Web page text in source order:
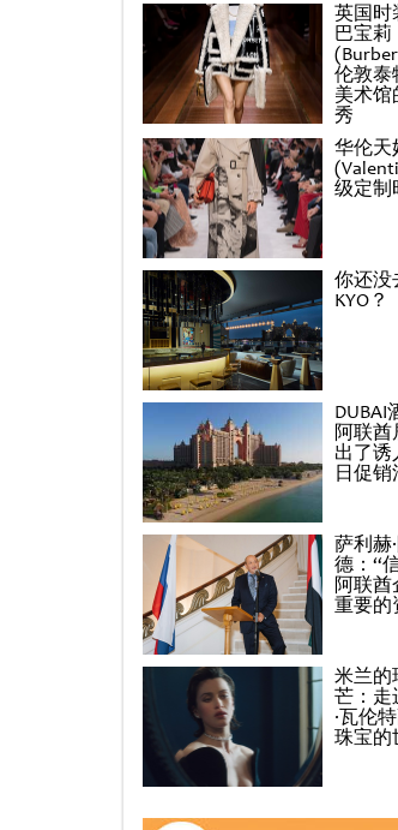
英国时
巴宝莉
伦敦泰
美术馆
秀
华伦天
级定制
你还没
KYO？
DUBAI
阿联
出了诱
日促销
萨利赫
德：“
阿联
重要的
米兰的
芒：走
·瓦伦
珠宝的